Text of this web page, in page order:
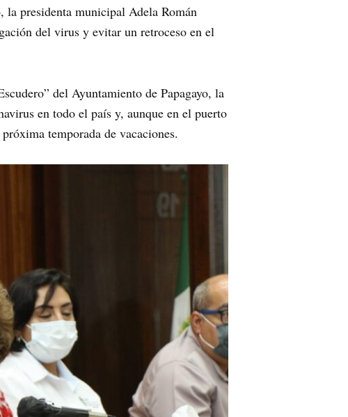
la presidenta municipal Adela Román
del virus y evitar un retroceso en el
del Ayuntamiento de Papagayo, la
en todo el país y, aunque en el puerto
temporada de vacaciones.